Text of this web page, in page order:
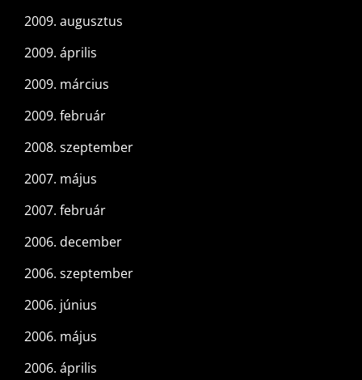
2009. augusztus
2009. április
2009. március
2009. február
2008. szeptember
2007. május
2007. február
2006. december
2006. szeptember
2006. június
2006. május
2006. április